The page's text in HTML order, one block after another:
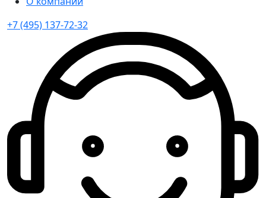
+7 (495) 137-72-32